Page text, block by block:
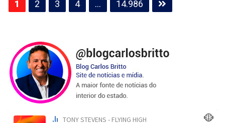
Paginação
de
1 2 3 4 … 14.986